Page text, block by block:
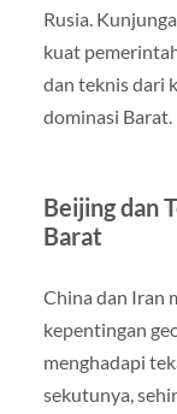
Rusia.
kuat
dan teknis dari
dominasi Barat.
Beijing dan
Barat
China dan Iran
kepentingan
menghadapi
sekutunya,